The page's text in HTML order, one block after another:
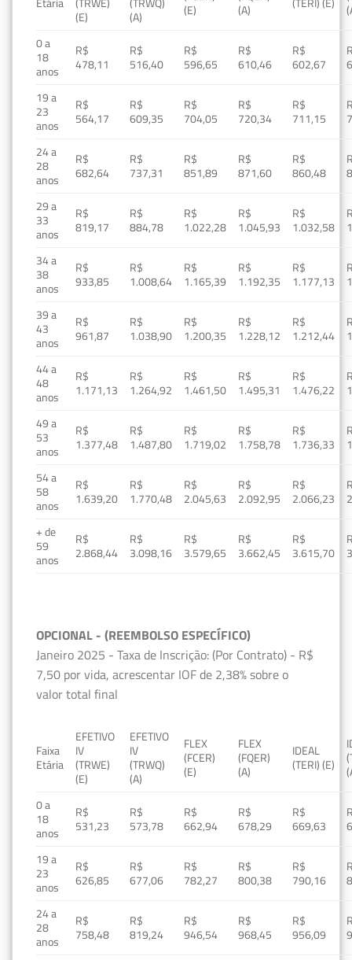
(E)
(A)
(E)
(A)
0 a
18
anos
R$
478,11
R$
516,40
R$
596,65
R$
610,46
R$
602,67
19 a
23
anos
R$
564,17
R$
609,35
R$
704,05
R$
720,34
R$
711,15
24 a
28
anos
R$
682,64
R$
737,31
R$
851,89
R$
871,60
R$
860,48
29 a
33
anos
R$
819,17
R$
884,78
R$
1.022,28
R$
1.045,93
R$
1.032,58
34 a
38
anos
R$
933,85
R$
1.008,64
R$
1.165,39
R$
1.192,35
R$
1.177,13
39 a
43
anos
R$
961,87
R$
1.038,90
R$
1.200,35
R$
1.228,12
R$
1.212,44
44 a
48
anos
R$
1.171,13
R$
1.264,92
R$
1.461,50
R$
1.495,31
R$
1.476,22
49 a
53
anos
R$
1.377,48
R$
1.487,80
R$
1.719,02
R$
1.758,78
R$
1.736,33
54 a
58
anos
R$
1.639,20
R$
1.770,48
R$
2.045,63
R$
2.092,95
R$
2.066,23
+ de
59
anos
R$
2.868,44
R$
3.098,16
R$
3.579,65
R$
3.662,45
R$
3.615,70
OPCIONAL - (REEMBOLSO ESPECÍFICO)
Janeiro 2025 - Taxa de Inscrição: (Por Contrato) - R$
7,50 por vida, acrescentar IOF de 2,38% sobre o
valor total final
Faixa
Etária
EFETIVO
IV
(TRWE)
(E)
EFETIVO
IV
(TRWQ)
(A)
FLEX
(FCER)
(E)
FLEX
(FQER)
(A)
IDEAL
(TERI) (E)
0 a
18
anos
R$
531,23
R$
573,78
R$
662,94
R$
678,29
R$
669,63
19 a
23
anos
R$
626,85
R$
677,06
R$
782,27
R$
800,38
R$
790,16
24 a
28
anos
R$
758,48
R$
819,24
R$
946,54
R$
968,45
R$
956,09